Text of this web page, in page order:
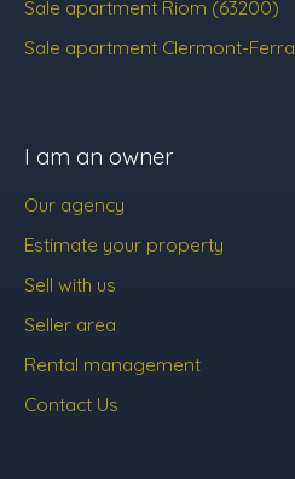
Sale apartment Riom (63200)
Sale apartment Clermont-
I am an owner
Our agency
Estimate your property
Sell with us
Seller area
Rental management
Contact Us